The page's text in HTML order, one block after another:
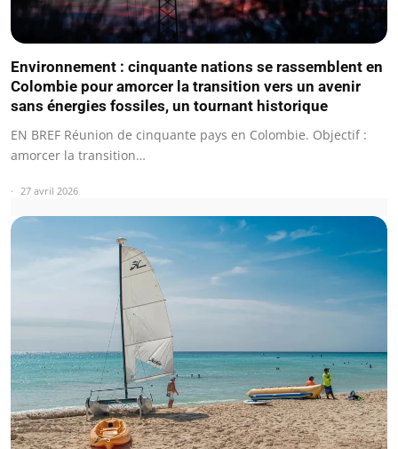
Environnement : cinquante nations se rassemblent en
Colombie pour amorcer la transition vers un avenir
sans énergies fossiles, un tournant historique
EN BREF Réunion de cinquante pays en Colombie. Objectif :
amorcer la transition…
27 avril 2026